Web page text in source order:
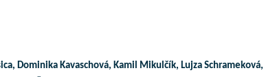
Dominika Kavaschová, Kamil Mikulčík, Lujza Schrameková,